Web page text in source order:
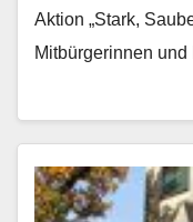
Aktion „Stark,
Mitbürgerinnen